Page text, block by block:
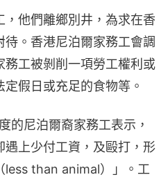
他們離鄉別井，為求在香
。香港尼泊爾家務工會調
務工被剝削一項勞工權利或
假日或充足的食物等。
的尼泊爾裔家務工表示，
遇上少付工資，及毆打，形
less than animal）」。工